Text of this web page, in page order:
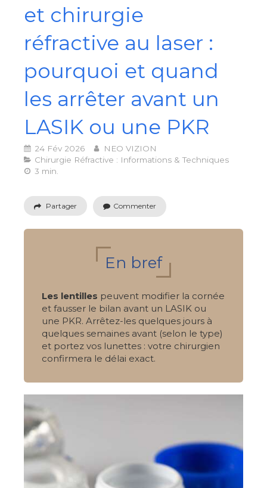
et chirurgie
réfractive au laser :
pourquoi et quand
les arrêter avant un
LASIK ou une PKR
24 Fév 2026
NEO VIZION
Chirurgie Réfractive : Informations & Techniques
3 min.
Partager Commenter
En bref
Les lentilles peuvent modifier la cornée
et fausser le bilan avant un LASIK ou
une PKR. Arrêtez-les quelques jours à
quelques semaines avant (selon le type)
et portez vos lunettes : votre chirurgien
confirmera le délai exact.